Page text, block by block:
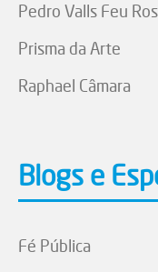
Pedro Valls Feu
Prisma da Arte
Raphael Câmara
Blogs e
Fé Pública